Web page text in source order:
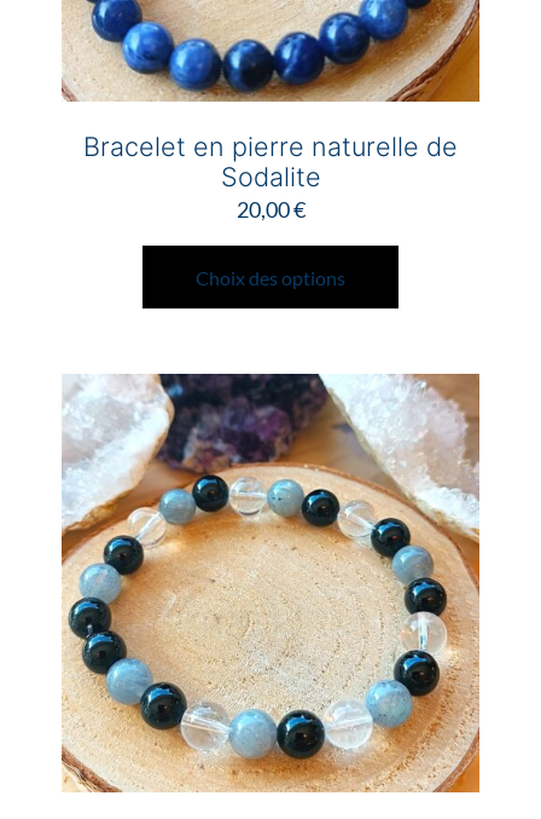
produit
Bracelet en pierre naturelle de
Sodalite
20,00€
Choix des options
Ce
a
variations.
Les
options
peuvent
être
choisies
sur
la
page
du
produit